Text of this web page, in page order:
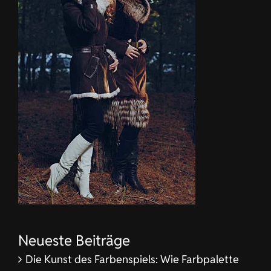
Neueste Beiträge
Die Kunst des Farbenspiels: Wie Farbpalette